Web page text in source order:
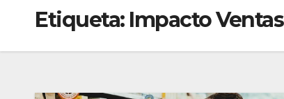
Etiqueta: Impacto Ventas